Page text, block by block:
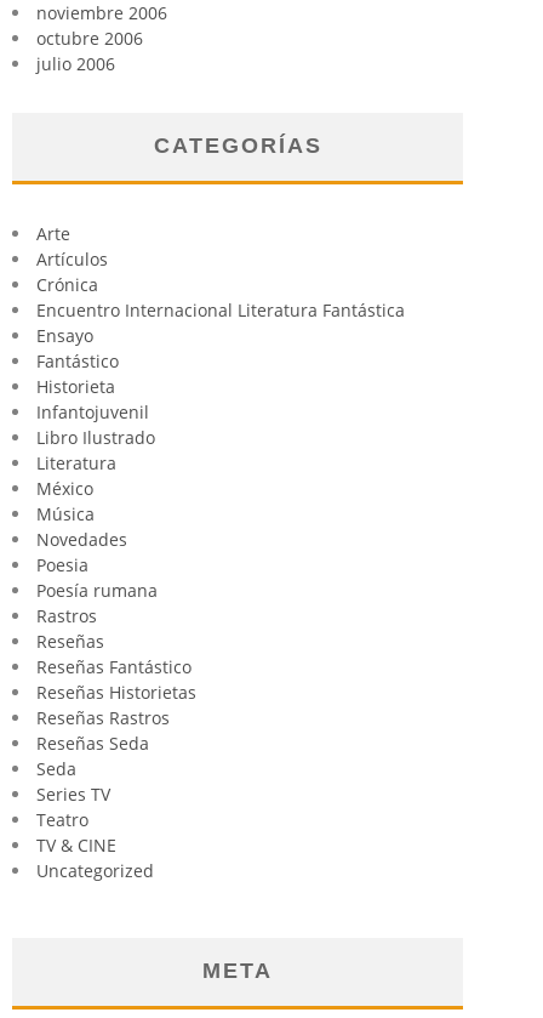
noviembre 2006
octubre 2006
julio 2006
CATEGORÍAS
Arte
Artículos
Crónica
Encuentro Internacional Literatura Fantástica
Ensayo
Fantástico
Historieta
Infantojuvenil
Libro Ilustrado
Literatura
México
Música
Novedades
Poesia
Poesía rumana
Rastros
Reseñas
Reseñas Fantástico
Reseñas Historietas
Reseñas Rastros
Reseñas Seda
Seda
Series TV
Teatro
TV & CINE
Uncategorized
META